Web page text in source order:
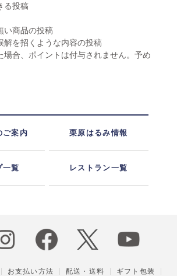
る投稿
い商品の投稿
解を招くような内容の投稿
合、ポイントは付与されません。予め
ご案内 栗原はるみ情報
一覧 レストラン一覧
お支払い方法 配送・送料
ギフト包装